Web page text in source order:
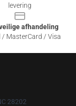
levering
afhandeling
/ MasterCard / Visa
28202